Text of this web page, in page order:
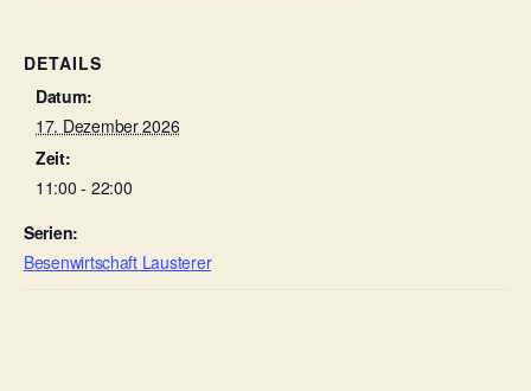
DETAILS
Datum:
17. Dezember 2026
Zeit:
11:00 - 22:00
Serien:
Besenwirtschaft Lausterer